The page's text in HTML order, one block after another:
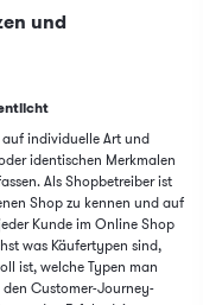
und
individuelle Art und
identischen Merkmalen
Als Shopbetreiber ist
Shop zu kennen und auf
Kunde im Online Shop
was Käufertypen sind,
ist, welche Typen man
Customer-Journey-